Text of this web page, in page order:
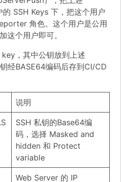
SSH Keys 下，把这个用户
角色。这个用户是公用
这个用户即可。
，其中公钥放到上述
经BASE64编码后存到CI/CD
说明
SSH 私钥的Base64编
码，选择 Masked and
hidden 和 Protect
variable
Web Server 的 IP